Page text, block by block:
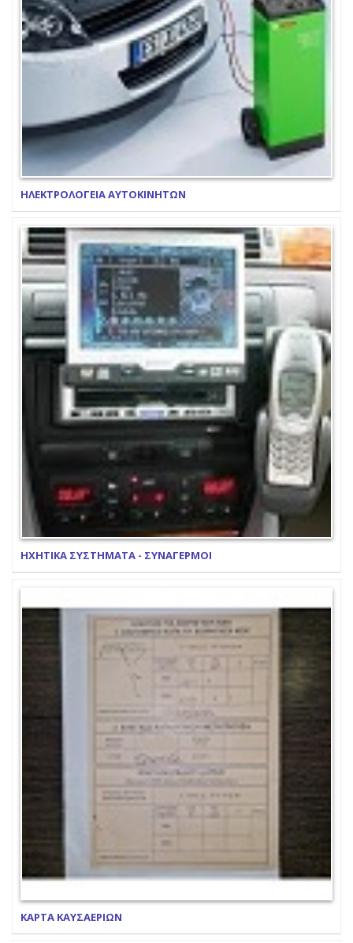
ΗΛΕΚΤΡΟΛΟΓΕΙΑ ΑΥΤΟΚΙΝΗΤΩΝ
ΗΧΗΤΙΚΑ ΣΥΣΤΗΜΑΤΑ - ΣΥΝΑΓΕΡΜΟΙ
ΚΑΡΤΑ ΚΑΥΣΑΕΡΙΩΝ